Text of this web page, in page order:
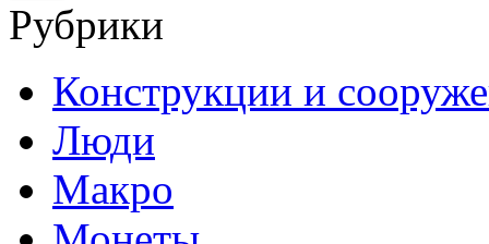
Рубрики
Конструкции и
Люди
Макро